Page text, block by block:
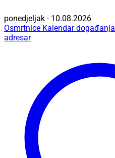
ponedjeljak - 10.08.2026
Osmrtnice Kalendar događanja
adresar